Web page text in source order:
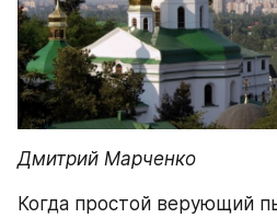
Дмитрий Марченко
Когда простой верующий